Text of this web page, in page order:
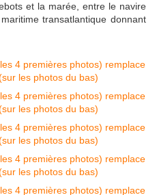
et la marée, entre le navire
transatlantique donnant